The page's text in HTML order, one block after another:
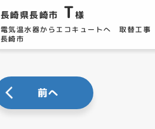
長崎県長崎市 T様
電気温水器からエコキュートへ 取替工事
長崎市
前へ